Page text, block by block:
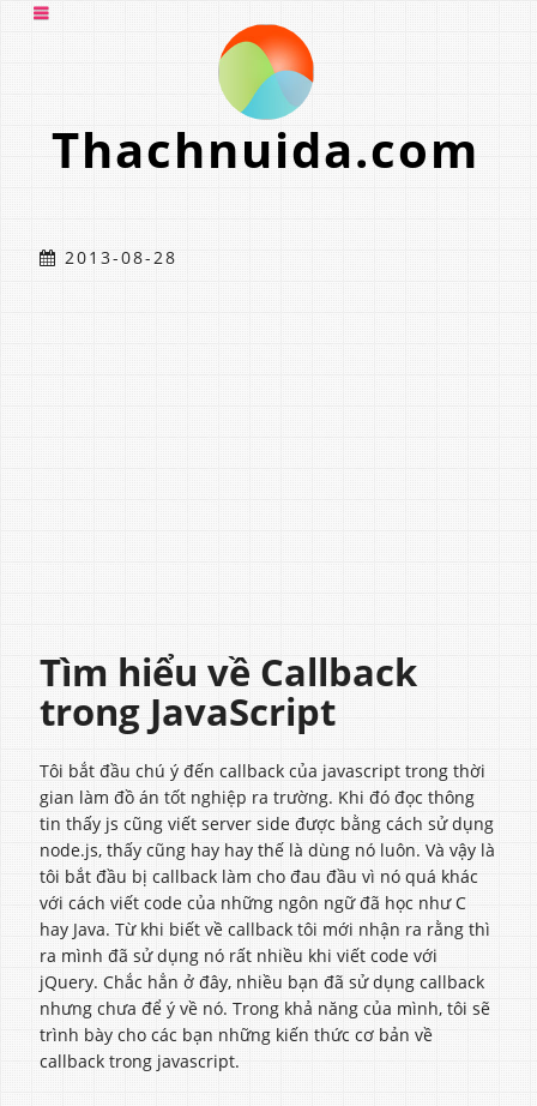
Thachnuida.com
2013-08-28
Tìm hiểu về Callback
trong JavaScript
Tôi bắt đầu chú ý đến callback của javascript trong thời
gian làm đồ án tốt nghiệp ra trường. Khi đó đọc thông
tin thấy js cũng viết server side được bằng cách sử dụng
node.js, thấy cũng hay hay thế là dùng nó luôn. Và vậy là
tôi bắt đầu bị callback làm cho đau đầu vì nó quá khác
với cách viết code của những ngôn ngữ đã học như C
hay Java. Từ khi biết về callback tôi mới nhận ra rằng thì
ra mình đã sử dụng nó rất nhiều khi viết code với
jQuery. Chắc hẳn ở đây, nhiều bạn đã sử dụng callback
nhưng chưa để ý về nó. Trong khả năng của mình, tôi sẽ
trình bày cho các bạn những kiến thức cơ bản về
callback trong javascript.